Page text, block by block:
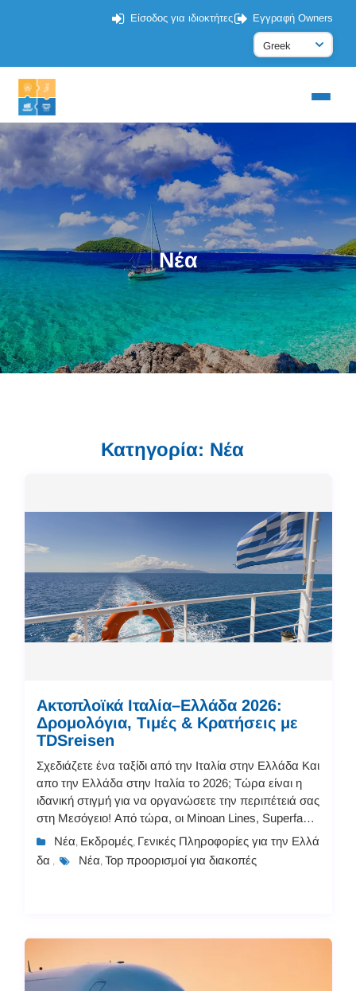
Είσοδος για ιδιοκτήτες Εγγραφή Owners
Νέα
Κατηγορία: Νέα
Ακτοπλοϊκά Ιταλία–Ελλάδα 2026:
Δρομολόγια, Τιμές & Κρατήσεις με
TDSreisen
Σχεδιάζετε ένα ταξίδι από την Ιταλία στην Ελλάδα Και
απο την Ελλάδα στην Ιταλία το 2026; Τώρα είναι η
ιδανική στιγμή για να οργανώσετε την περιπέτειά σας
στη Μεσόγειο! Από τώρα, οι Minoan Lines, Superfast
Ferries και Anek Lines δημοσίευσαν τα προγ...
Νέα, Εκδρομές, Γενικές Πληροφορίες για την Ελλά
δα , Νέα, Top προορισμοί για διακοπές